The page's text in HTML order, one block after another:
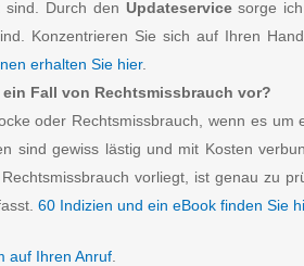
sind. Durch den Updateservicesorge ich
Konzentrieren Sie sich auf Ihren
erhalten Sie hier.
Fall von Rechtsmissbrauch vor?
oder Rechtsmissbrauch, wenn es um
sind gewiss lästig und mit Kosten
vorliegt, ist genau zu
60 Indizien und ein eBook finden Sie
auf Ihren Anruf